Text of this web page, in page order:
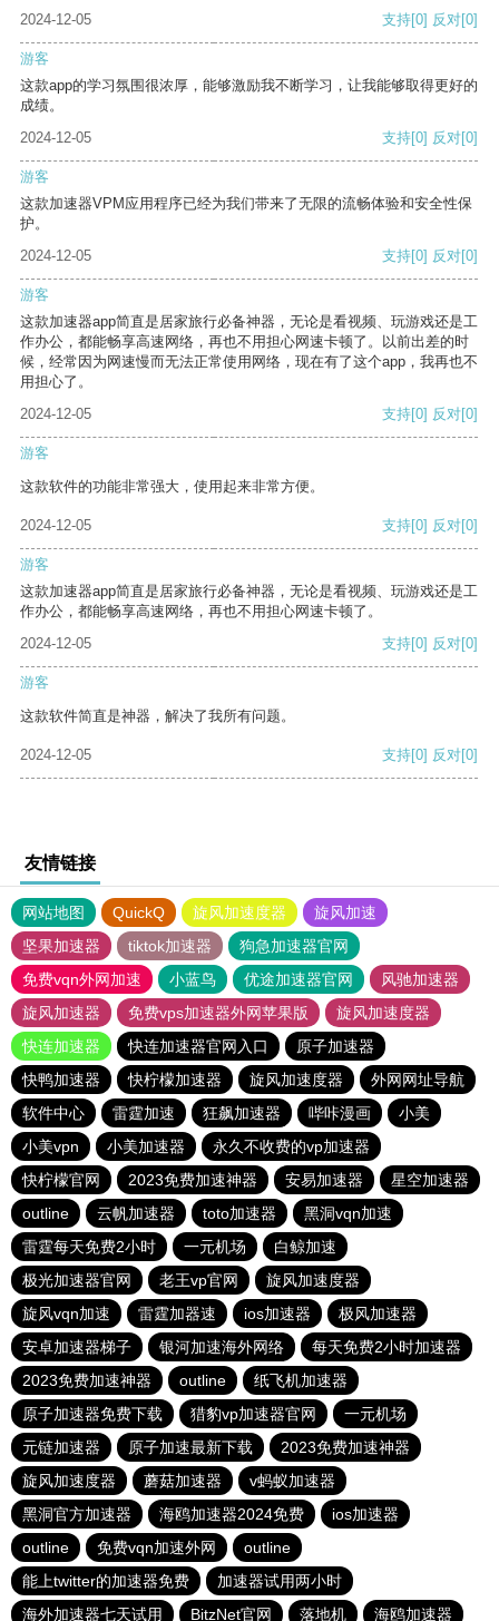
2024-12-05 支持[0] 反对[0]
游客
这款app的学习氛围很浓厚，能够激励我不断学习，让我能够取得更好的
成绩。
2024-12-05
支持[0] 反对[0]
游客
这款加速器VPM应用程序已经为我们带来了无限的流畅体验和安全性保
护。
2024-12-05
支持[0] 反对[0]
游客
这款加速器app简直是居家旅行必备神器，无论是看视频、玩游戏还是工
作办公，都能畅享高速网络，再也不用担心网速卡顿了。以前出差的时
候，经常因为网速慢而无法正常使用网络，现在有了这个app，我再也不
用担心了。
2024-12-05
支持[0] 反对[0]
游客
这款软件的功能非常强大，使用起来非常方便。
2024-12-05 支持[0] 反对[0]
游客
这款加速器app简直是居家旅行必备神器，无论是看视频、玩游戏还是工
作办公，都能畅享高速网络，再也不用担心网速卡顿了。
2024-12-05
支持[0] 反对[0]
游客
这款软件简直是神器，解决了我所有问题。
2024-12-05 支持[0] 反对[0]
友情链接
网站地图 QuickQ 旋风加速度器
旋风加速
坚果加速器
tiktok加速器
狗急加速器官网
免费vqn外网加速
小蓝鸟 优途加速器官网
风驰加速器
旋风加速器
免费vps加速器外网苹果版
旋风加速度器
快连加速器
快连加速器官网入口
原子加速器
快鸭加速器
快柠檬加速器 旋风加速度器
外网网址导航
软件中心
雷霆加速 狂飙加速器 哔咔漫画
小美
小美vpn
小美加速器
永久不收费的vp加速器
快柠檬官网
2023免费加速神器 安易加速器
星空加速器
outline
云帆加速器 toto加速器
黑洞vqn加速
雷霆每天免费2小时
一元机场
白鲸加速
极光加速器官网
老王vp官网
旋风加速度器
旋风vqn加速
雷霆加器速 ios加速器
极风加速器
安卓加速器梯子
银河加速海外网络
每天免费2小时加速器
2023免费加速神器
outline
纸飞机加速器
原子加速器免费下载
猎豹vp加速器官网
一元机场
元链加速器
原子加速最新下载
2023免费加速神器
旋风加速度器
蘑菇加速器
v蚂蚁加速器
黑洞官方加速器
海鸥加速器2024免费
ios加速器
outline
免费vqn加速外网
outline
能上twitter的加速器免费
加速器试用两小时
海外加速器七天试用
BitzNet官网 落地机 海鸥加速器